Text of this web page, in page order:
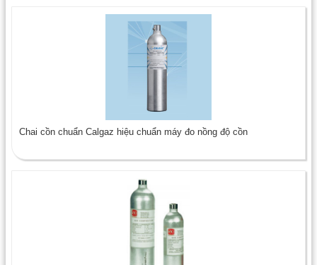
Chai cồn chuẩn Calgaz hiệu chuẩn máy đo nồng độ cồn